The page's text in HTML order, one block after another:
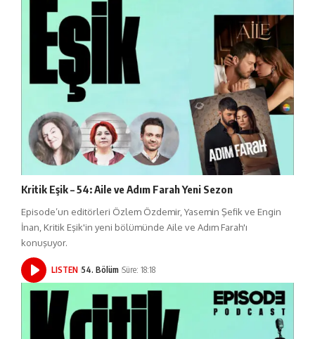
Kritik Eşik – 54: Aile ve Adım Farah Yeni Sezon
Episode’un editörleri Özlem Özdemir, Yasemin Şefik ve Engin
İnan, Kritik Eşik'in yeni bölümünde Aile ve Adım Farah'ı
konuşuyor.
LISTEN 54. Bölüm Süre: 18:18